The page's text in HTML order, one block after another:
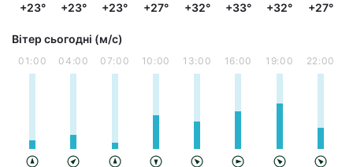
+23° +23° +23° +27° +32° +33° +32° +27°
Вітер сьогодні (м/с)
01:00 04:00 07:00 10:00 13:00 16:00 19:00 22:00